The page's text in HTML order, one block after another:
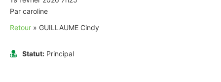
Par caroline
Retour » GUILLAUME Cindy
Statut: Principal